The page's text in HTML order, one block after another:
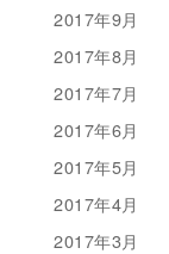
2017年9月
2017年8月
2017年7月
2017年6月
2017年5月
2017年4月
2017年3月